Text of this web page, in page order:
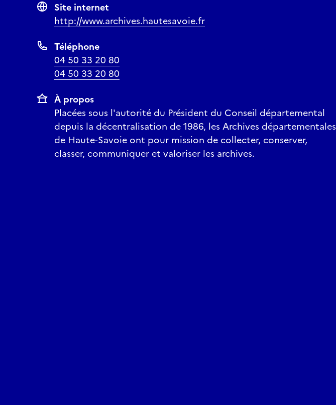
Site internet
http://www.archives.hautesavoie.fr
Téléphone
04 50 33 20 80
04 50 33 20 80
À propos
Placées sous l'autorité du Président du Conseil départemental
depuis la décentralisation de 1986, les Archives départementales
de Haute-Savoie ont pour mission de collecter, conserver,
classer, communiquer et valoriser les archives.